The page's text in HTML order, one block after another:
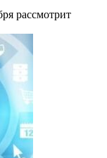
рассмотрит